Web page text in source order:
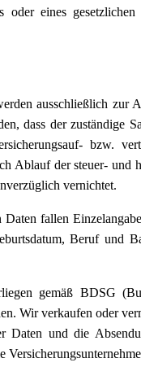
oder eines
ausschließlich zur
dass der zuständige
bzw.
Ablauf der steuer- und
vernichtet.
Daten fallen
Beruf und
gemäß BDSG
Wir verkaufen oder
Daten und die